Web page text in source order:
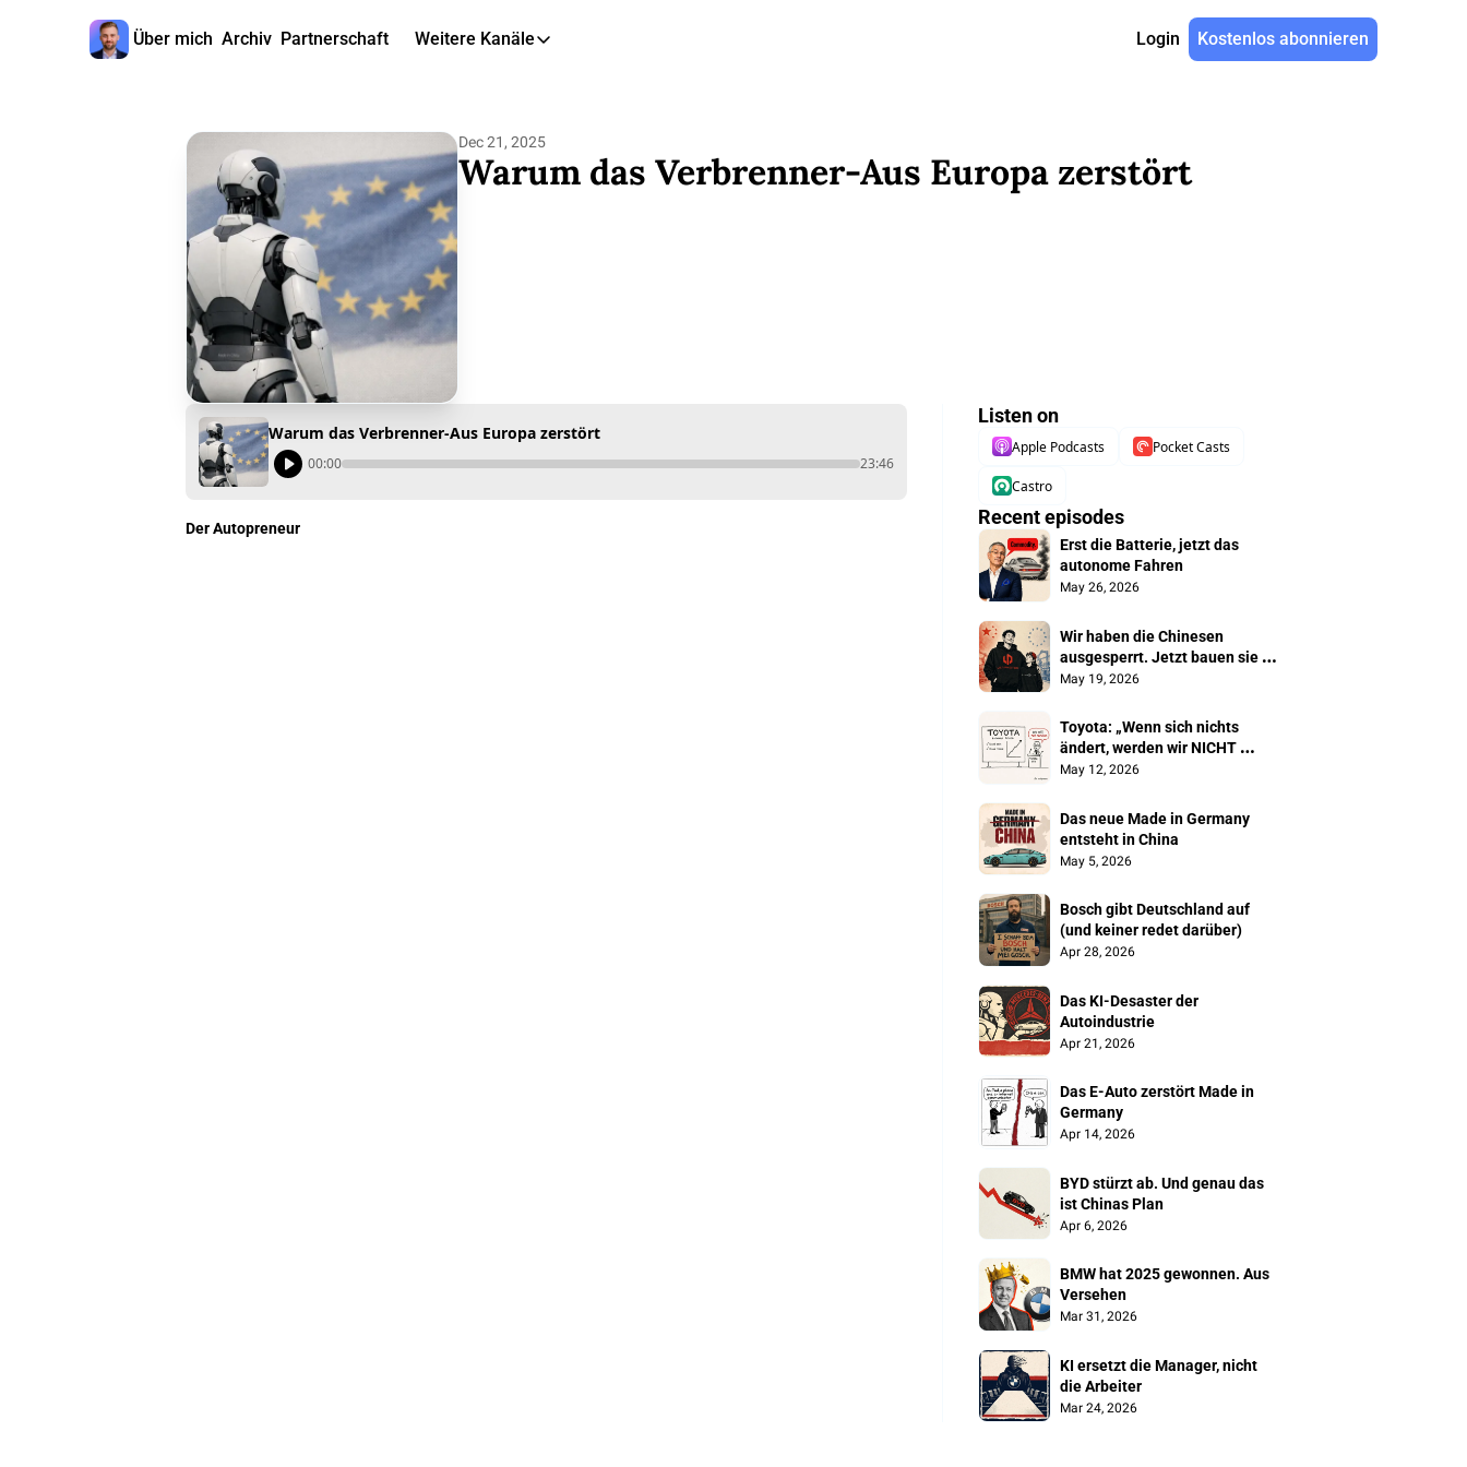
Über mich Archiv Partnerschaft Weitere Kanäle
Weitere Kanäle
📺 YouTube
Login Kostenlos abonnieren
Dec 21, 2025
Warum das Verbrenner-Aus Europa zerstört
Warum das Verbrenner-Aus Europa zerstört
00:00 23:46
Der Autopreneur
Listen on
Apple Podcasts Pocket Casts
Castro
Recent episodes
Erst die Batterie, jetzt das
autonome Fahren
May 26, 2026
Wir haben die Chinesen
ausgesperrt. Jetzt bauen sie
unsere Autos
May 19, 2026
Toyota: „Wenn sich nichts
ändert, werden wir NICHT
überleben"
May 12, 2026
Das neue Made in Germany
entsteht in China
May 5, 2026
Bosch gibt Deutschland auf
(und keiner redet darüber)
Apr 28, 2026
Das KI-Desaster der
Autoindustrie
Apr 21, 2026
Das E-Auto zerstört Made in
Germany
Apr 14, 2026
BYD stürzt ab. Und genau das
ist Chinas Plan
Apr 6, 2026
BMW hat 2025 gewonnen. Aus
Versehen
Mar 31, 2026
KI ersetzt die Manager, nicht
die Arbeiter
Mar 24, 2026